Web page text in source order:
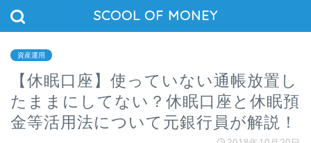
SCOOL OF MONEY
資産運用
【休眠口座】使っていない通帳放置し
たままにしてない？休眠口座と休眠預
金等活用法について元銀行員が解説！